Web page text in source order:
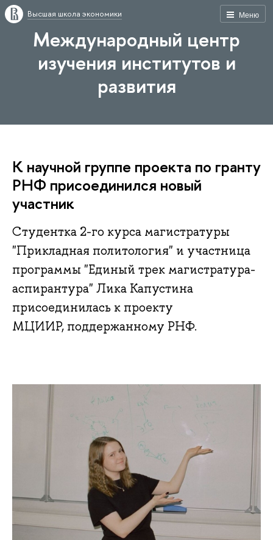
Меню
Высшая школа экономики
Международный центр
изучения институтов и
развития
К научной группе проекта по гранту
РНФ присоединился новый
участник
Студентка 2-го курса магистратуры
"Прикладная политология" и участница
программы "Единый трек магистратура-
аспирантура" Лика Капустина
присоединилась к проекту
МЦИИР, поддержанному РНФ.